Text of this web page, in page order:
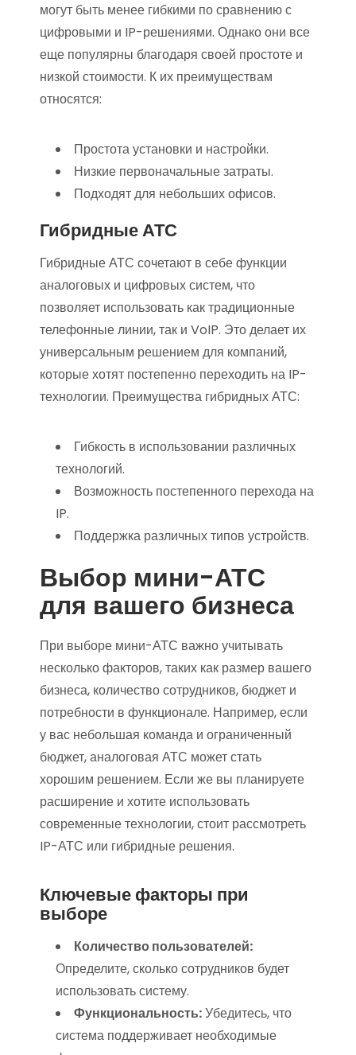
могут быть менее гибкими по сравнению с
цифровыми и IP-решениями. Однако они все
еще популярны благодаря своей простоте и
низкой стоимости. К их преимуществам
относятся:
Простота установки и настройки.
Низкие первоначальные затраты.
Подходят для небольших офисов.
Гибридные АТС
Гибридные АТС сочетают в себе функции
аналоговых и цифровых систем, что
позволяет использовать как традиционные
телефонные линии, так и VoIP. Это делает их
универсальным решением для компаний,
которые хотят постепенно переходить на IP-
технологии. Преимущества гибридных АТС:
Гибкость в использовании различных
технологий.
Возможность постепенного перехода на
IP.
Поддержка различных типов устройств.
Выбор мини-АТС
для вашего бизнеса
При выборе мини-АТС важно учитывать
несколько факторов, таких как размер вашего
бизнеса, количество сотрудников, бюджет и
потребности в функционале. Например, если
у вас небольшая команда и ограниченный
бюджет, аналоговая АТС может стать
хорошим решением. Если же вы планируете
расширение и хотите использовать
современные технологии, стоит рассмотреть
IP-АТС или гибридные решения.
Ключевые факторы при
выборе
Количество пользователей:
Определите, сколько сотрудников будет
использовать систему.
Функциональность:Убедитесь, что
система поддерживает необходимые